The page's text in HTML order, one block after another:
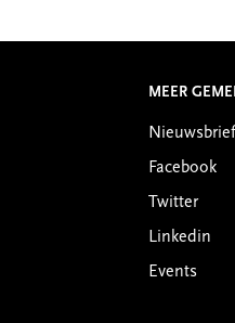
MEER
Nieuwsbrief
Facebook
Twitter
Linkedin
Events